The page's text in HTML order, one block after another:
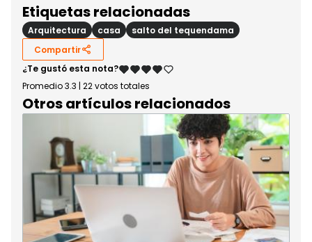
Etiquetas relacionadas
Arquitectura casa
salto del tequendama
Compartir
¿Te gustó esta nota?
Promedio3.3 | 22votos totales
Otros artículos relacionados